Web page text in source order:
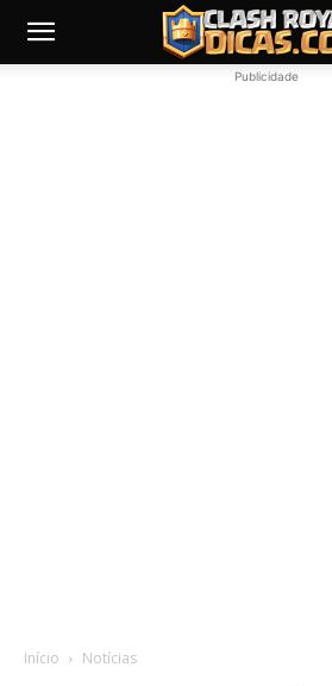
Publicidade
Início Notícias